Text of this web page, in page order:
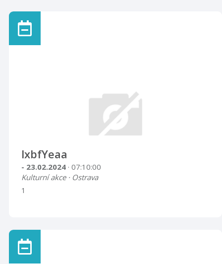
lxbfYeaa
- 23.02.2024 · 07:10:00
Kulturní akce · Ostrava
1